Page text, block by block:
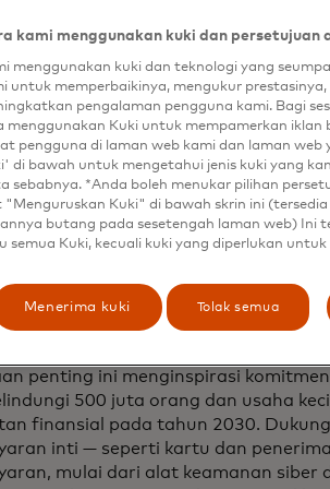
untuk membantu pengusaha
serta terus membangun bisnis
akan mendengarkan dari
dalam demonstrasi langsung
operasi dan memperkuat
ke San Francisco, Toronto, dan
bisnis menghadapi ekspektasi yang
dan mengutamakan digital —
modal, efisiensi operasional, dan
tidak berbeda. Mastercard
dan organisasi komunitas untuk
bisnis berjalan, tumbuh, dan
yang mereka harapkan sebagai
penting ini menginspirasi
500 juta orang dan usaha
finansial pada tahun 2030.
inti — seperti kartu dan
mulai dari alat keamanan siber
kami menggunakan kuki dan persetujuan
menggunakan kuki dan teknologi yang
untuk memperbaikinya, mengukur
pengalaman pengguna kami. Bagi
menggunakan Kuki untuk mempamerkan iklan
pengguna di laman web kami dan laman web
di bawah untuk mengetahui jenis kuki yang
sebabnya. *Anda boleh menukar pilihan
"Menguruskan Kuki" di bawah skrin ini
butang pada sesetengah laman web) Ini
semua Kuki, kecuali kuki yang diperlukan
Menerima kuki Tolak semua